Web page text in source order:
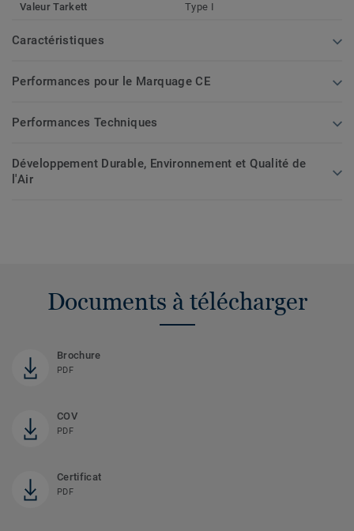
Valeur Tarkett Type I
Caractéristiques
Performances pour le Marquage CE
Performances Techniques
Développement Durable, Environnement et Qualité de
l'Air
Documents à télécharger
Brochure
PDF
COV
PDF
Certificat
PDF